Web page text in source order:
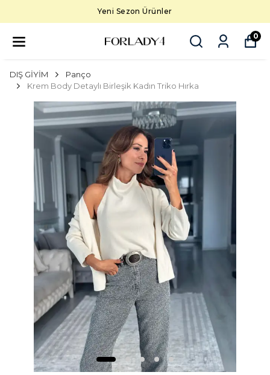
Yeni Sezon Ürünler
0
DIŞ GİYİM
Panço
Krem Body Detaylı Birleşik Kadın Triko Hırka